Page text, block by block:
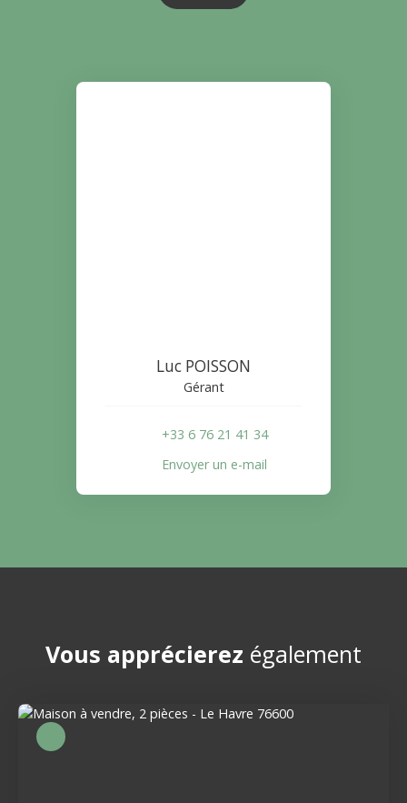
Luc POISSON
Gérant
+33 6 76 21 41 34
Envoyer un e-mail
Vous apprécierez également